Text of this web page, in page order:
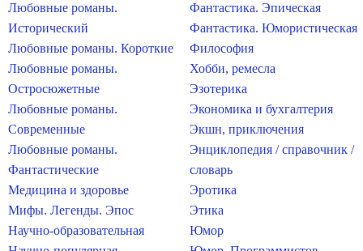
Любовные романы.
Исторический
Любовные романы. Короткие
Любовные романы.
Остросюжетные
Любовные романы.
Современные
Любовные романы.
Фантастические
Медицина и здоровье
Мифы. Легенды. Эпос
Научно-образовательная
Фантастика. Эпическая
Фантастика. Юмористическая
Философия
Хобби, ремесла
Эзотерика
Экономика и бухгалтерия
Экшн, приключения
Энциклопедия / справочник /
словарь
Эротика
Этика
Юмор